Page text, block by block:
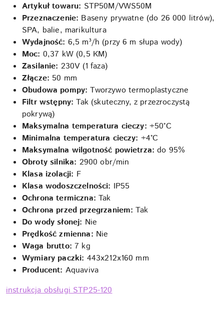
Artykuł towaru: STP50M/VWS50M
Przeznaczenie: Baseny prywatne (do 26 000 litrów),
SPA, balie, marikultura
Wydajność: 6,5 m³/h (przy 6 m słupa wody)
Moc: 0,37 kW (0,5 KM)
Zasilanie: 230V (1 faza)
Złącze: 50 mm
Obudowa pompy: Tworzywo termoplastyczne
Filtr wstępny: Tak (skuteczny, z przezroczystą
pokrywą)
Maksymalna temperatura cieczy: +50°C
Minimalna temperatura cieczy: +4°C
Maksymalna wilgotność powietrza: do 95%
Obroty silnika: 2900 obr/min
Klasa izolacji: F
Klasa wodoszczelności: IP55
Ochrona termiczna: Tak
Ochrona przed przegrzaniem: Tak
Do wody słonej: Nie
Prędkość zmienna: Nie
Waga brutto: 7 kg
Wymiary paczki: 443x212x160 mm
Producent: Aquaviva
instrukcja obsługi STP25-120